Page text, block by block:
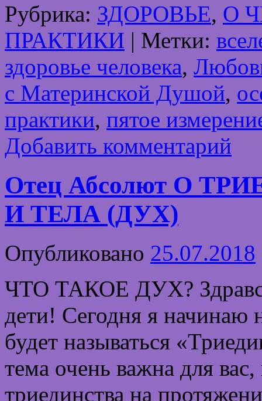
Рубрика: ЗДОРОВЬЕ, О
ПРАКТИКИ | Метки:
здоровье человека,
с Материнской Душой,
практики, пятое
Добавить комментарий
Отец Абсолют О
И ТЕЛА (ДУХ)
Опубликовано 25.07.2018
ЧТО ТАКОЕ ДУХ?
дети! Сегодня я начинаю
будет называться
тема очень важна для
триединства на